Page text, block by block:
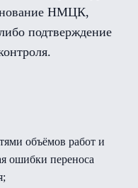
НМЦК,
подтверждение
объёмов работ и
ошибки переноса